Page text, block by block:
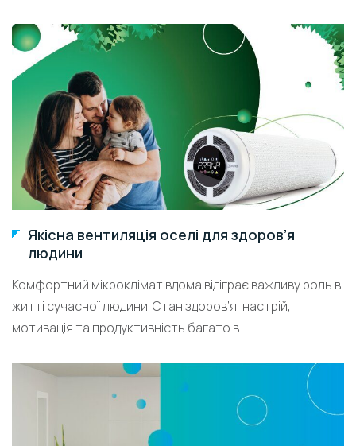
Якісна вентиляція оселі для здоров’я
людини
Комфортний мікроклімат вдома відіграє важливу роль в
житті сучасної людини. Стан здоров’я, настрій,
мотивація та продуктивність багато в...